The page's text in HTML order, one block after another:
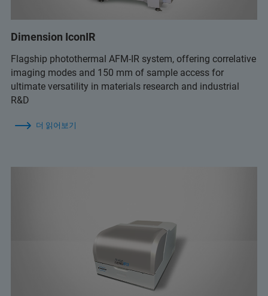
Dimension IconIR
Flagship photothermal AFM-IR system, offering correlative
imaging modes and 150 mm of sample access for
ultimate versatility in materials research and industrial
R&D
더 읽어보기